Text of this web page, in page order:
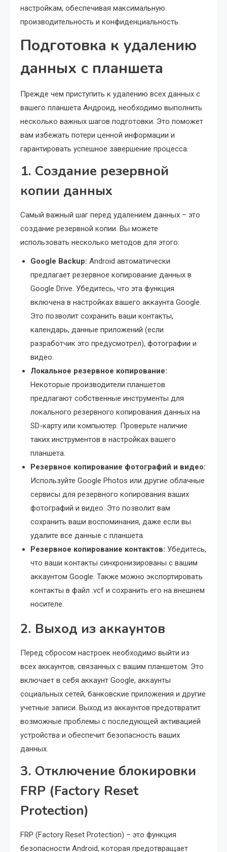
настройкам, обеспечивая максимальную
производительность и конфиденциальность.
Подготовка к удалению
данных с планшета
Прежде чем приступить к удалению всех данных с
вашего планшета Андроид, необходимо выполнить
несколько важных шагов подготовки. Это поможет
вам избежать потери ценной информации и
гарантировать успешное завершение процесса.
1. Создание резервной
копии данных
Самый важный шаг перед удалением данных – это
создание резервной копии. Вы можете
использовать несколько методов для этого:
Google Backup: Android автоматически
предлагает резервное копирование данных в
Google Drive. Убедитесь, что эта функция
включена в настройках вашего аккаунта Google.
Это позволит сохранить ваши контакты,
календарь, данные приложений (если
разработчик это предусмотрел), фотографии и
видео.
Локальное резервное копирование:
Некоторые производители планшетов
предлагают собственные инструменты для
локального резервного копирования данных на
SD-карту или компьютер. Проверьте наличие
таких инструментов в настройках вашего
планшета.
Резервное копирование фотографий и видео:
Используйте Google Photos или другие облачные
сервисы для резервного копирования ваших
фотографий и видео. Это позволит вам
сохранить ваши воспоминания, даже если вы
удалите все данные с планшета.
Резервное копирование контактов: Убедитесь,
что ваши контакты синхронизированы с вашим
аккаунтом Google. Также можно экспортировать
контакты в файл .vcf и сохранить его на внешнем
носителе.
2. Выход из аккаунтов
Перед сбросом настроек необходимо выйти из
всех аккаунтов, связанных с вашим планшетом. Это
включает в себя аккаунт Google, аккаунты
социальных сетей, банковские приложения и другие
учетные записи. Выход из аккаунтов предотвратит
возможные проблемы с последующей активацией
устройства и обеспечит безопасность ваших
данных.
3. Отключение блокировки
FRP (Factory Reset
Protection)
FRP (Factory Reset Protection) – это функция
безопасности Android, которая предотвращает